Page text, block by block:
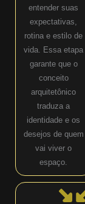
entender suas
expectativas,
rotina e estilo de
vida. Essa etapa
garante que o
conceito
arquitetônico
traduza a
identidade e os
desejos de quem
vai viver o
espaço.